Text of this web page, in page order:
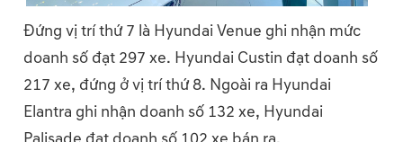
Đứng vị trí thứ 7 là Hyundai Venue ghi nhận mức
doanh số đạt 297 xe. Hyundai Custin đạt doanh số
217 xe, đứng ở vị trí thứ 8. Ngoài ra Hyundai
Elantra ghi nhận doanh số 132 xe, Hyundai